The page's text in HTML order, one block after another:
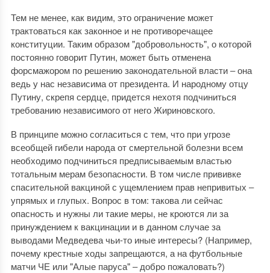
Тем не менее, как видим, это ограничение может
трактоваться как законное и не противоречащее
конституции. Таким образом "добровольность", о которой
постоянно говорит Путин, может быть отменена
форсмажором по решению законодательной власти ‒ она
ведь у нас независима от президента. И народному отцу
Путину, скрепя сердце, придется нехотя подчиниться
требованию независимого от него Жириновского.
В принципе можно согласиться с тем, что при угрозе
всеобщей гибели народа от смертельной болезни всем
необходимо подчиниться предписываемым властью
тотальным мерам безопасности. В том числе прививке
спасительной вакциной с ущемлением прав непривитых ‒
упрямых и глупых. Вопрос в том: такова ли сейчас
опасность и нужны ли такие меры, не кроются ли за
принуждением к вакцинации и в данном случае за
выводами Медведева чьи-то иные интересы? (Например,
почему крестные ходы запрещаются, а на футбольные
матчи ЧЕ или "Алые паруса" ‒ добро пожаловать?)